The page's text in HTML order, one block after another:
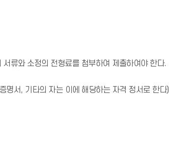
류와 소정의 전형료를 첨부하여 제출하여야 한다.
명서, 기타의 자는 이에 해당하는 자격 정서로 한다)